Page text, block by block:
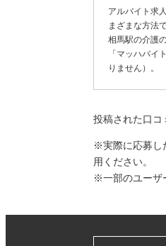
アルバイト求
まざまな方法
相馬駅の介護
「マッハバイ
りません）。
投稿された口コ
※実際に応募し
用ください。
※一部のユーザ